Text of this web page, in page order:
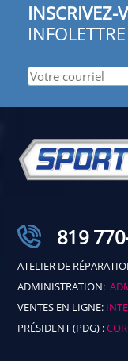
INSCRIVEZ-
INFOLETTRE
819
ATELIER DE
ADMINISTRATION:
VENTES EN LIGNE:
PRÉSIDENT (PDG) :